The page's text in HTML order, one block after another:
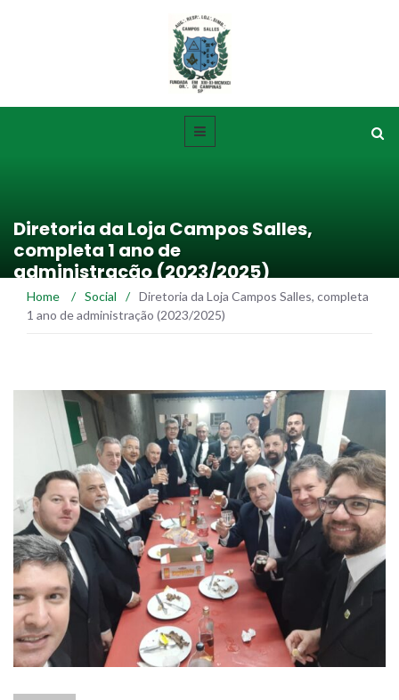
Diretoria da Loja Campos Salles,
completa 1 ano de
administração (2023/2025)
Home / Social / Diretoria da Loja Campos Salles, completa
1 ano de administração (2023/2025)